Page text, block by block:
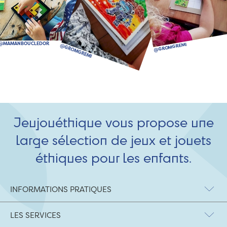
Jeujouéthique vous propose une
large sélection de jeux et jouets
éthiques pour les enfants.
INFORMATIONS PRATIQUES
LES SERVICES